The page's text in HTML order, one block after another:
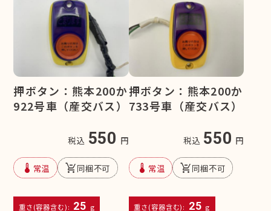
押ボタン：熊本200か
922号車（産交バス）
税込 550 円
device_thermostat 常温 remove_shopping_cart同梱不可
重さ(容器含む): 25 g
押ボタン：熊本200か
733号車（産交バス）
税込 550 円
device_thermostat 常温 remove_shopping_cart同梱不可
重さ(容器含む): 25 g